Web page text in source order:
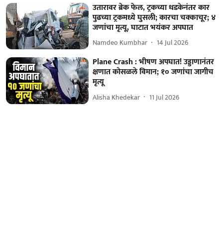
उतारावर ब्रेक फेल, ट्रकच्या धडकेनंतर कार
पुढच्या ट्रकमध्ये घुसली; कारचा चक्काचूर; ४
जणांचा मृत्यू, घाटात भयंकर अपघात
Namdeo Kumbhar 14 Jul 2026
Plane Crash : भीषण अपघात! उड्डाणानंतर
क्षणात कोसळले विमान; १० जणांचा जागीच
मृत्यू
Alisha Khedekar 11 Jul 2026